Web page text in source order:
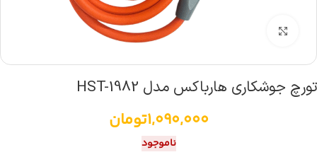
تورچ جوشکاری هارباکس مدل HST-1982
1,090,000تومان
ناموجود